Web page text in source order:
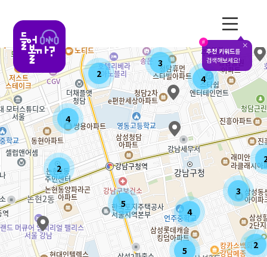
#
추천 키워드를
검색해보세요!
5
4
4
3
5
3
2
2
4
2